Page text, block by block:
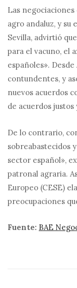
Las
agro andaluz, y su
Sevilla, advirtió
para el vacuno, el
españoles».
contundentes, y
nuevos acuerdos
de acuerdos justos
De lo contrario,
sobreabastecidos
sector español»,
patronal agraria.
Europeo (CESE)
preocupaciones
Fuente: BAE